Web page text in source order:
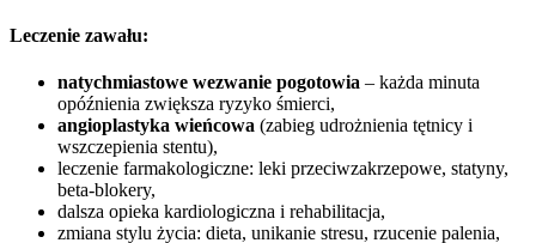
Leczenie zawału:
natychmiastowe wezwanie pogotowia – każda minuta
opóźnienia zwiększa ryzyko śmierci,
angioplastyka wieńcowa (zabieg udrożnienia tętnicy i
wszczepienia stentu),
leczenie farmakologiczne: leki przeciwzakrzepowe, statyny,
beta-blokery,
dalsza opieka kardiologiczna i rehabilitacja,
zmiana stylu życia: dieta, unikanie stresu, rzucenie palenia,